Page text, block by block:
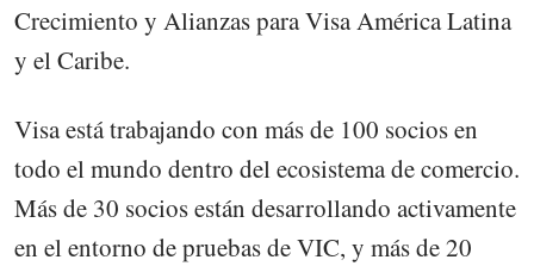
Crecimiento y Alianzas para Visa América Latina
y el Caribe.
Visa está trabajando con más de 100 socios en
todo el mundo dentro del ecosistema de comercio.
Más de 30 socios están desarrollando activamente
en el entorno de pruebas de VIC, y más de 20